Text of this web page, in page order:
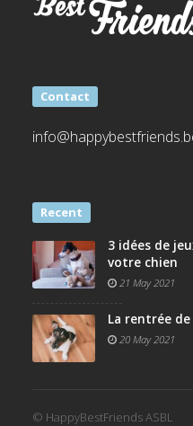
Contact
Recent
3 idées de
votre chien
21 May 2021
La rentrée
20 May 2021
© HappyBestFriends ASBL